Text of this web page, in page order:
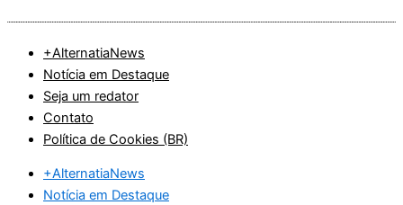
conteúdo
+AlternatiaNews
Notícia em Destaque
Seja um redator
Contato
Política de Cookies (BR)
+AlternatiaNews
Notícia em Destaque